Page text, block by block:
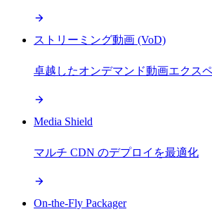
ストリーミング動画 (VoD)
卓越したオンデマンド動画エクス
Media Shield
マルチ CDN のデプロイを最適化
On-the-Fly Packager